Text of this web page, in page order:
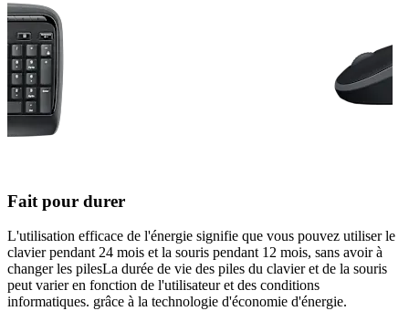
Fait pour durer
L'utilisation efficace de l'énergie signifie que vous pouvez utiliser le
clavier pendant 24 mois et la souris pendant 12 mois, sans avoir à
changer les pilesLa durée de vie des piles du clavier et de la souris
peut varier en fonction de l'utilisateur et des conditions
informatiques. grâce à la technologie d'économie d'énergie.